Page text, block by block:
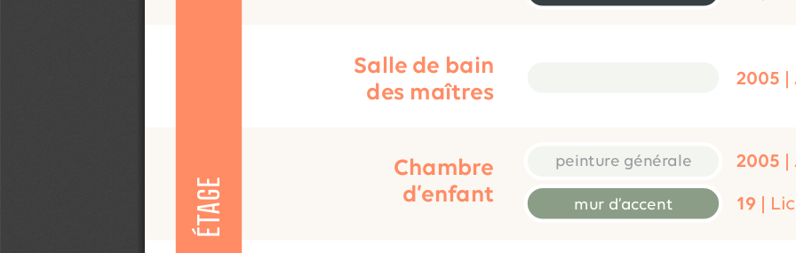
2005 |
Salle de bain
des maîtres
Chambre
d’enfant
19 |
2005 |
peinture générale
mur d’accent
ÉTAGE